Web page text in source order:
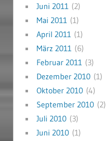
Juni 2011(2)
Mai 2011(1)
April 2011(1)
März 2011(6)
Februar 2011(3)
Dezember 2010(1)
Oktober 2010(4)
September 2010(2)
Juli 2010(3)
Juni 2010(1)